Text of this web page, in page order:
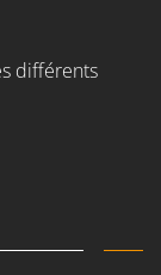
différents